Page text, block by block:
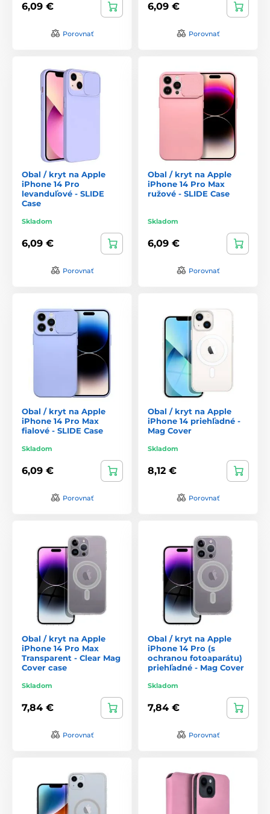
6,09 €
Porovnať
6,09 €
Porovnať
Obal / kryt na Apple
iPhone 14 Pro
levanduľové - SLIDE
Case
Skladom
6,09 €
Porovnať
Obal / kryt na Apple
iPhone 14 Pro Max
ružové - SLIDE Case
Skladom
6,09 €
Porovnať
Obal / kryt na Apple
iPhone 14 Pro Max
fialové - SLIDE Case
Skladom
6,09 €
Porovnať
Obal / kryt na Apple
iPhone 14 priehľadné -
Mag Cover
Skladom
8,12 €
Porovnať
Obal / kryt na Apple
iPhone 14 Pro Max
Transparent - Clear Mag
Cover case
Skladom
7,84 €
Porovnať
Obal / kryt na Apple
iPhone 14 Pro (s
ochranou fotoaparátu)
priehľadné - Mag Cover
Skladom
7,84 €
Porovnať